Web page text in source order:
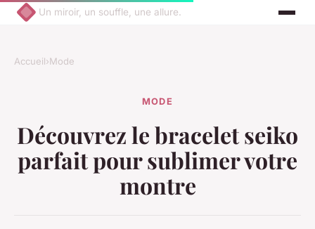
Un miroir, un souffle, une allure.
Accueil›Mode
MODE
Découvrez le bracelet seiko
parfait pour sublimer votre
montre